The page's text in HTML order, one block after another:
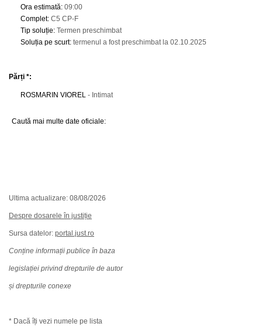
Ora estimată: 09:00
Complet: C5 CP-F
Tip soluție: Termen preschimbat
Soluția pe scurt: termenul a fost preschimbat la 02.10.2025
Părți *:
ROSMARIN VIOREL - Intimat
Caută mai multe date oficiale:
Ultima actualizare: 08/08/2026
Despre dosarele în justiție
Sursa datelor: portal.just.ro
Conține informații publice în baza
legislației privind drepturile de autor
și drepturile conexe
* Dacă îți vezi numele pe lista